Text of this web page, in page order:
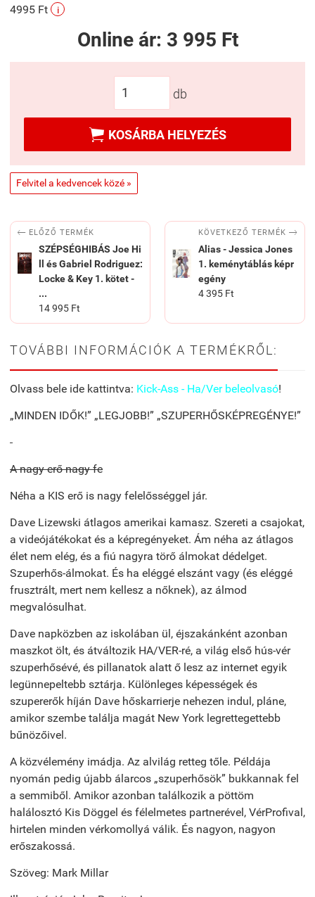
4995 Ft
i
Online ár: 3 995 Ft
db
 KOSÁRBA HELYEZÉS
Felvitel a kedvencek közé »
 ELŐZŐ TERMÉK
SZÉPSÉGHIBÁS Joe Hi
ll és Gabriel Rodriguez:
Locke & Key 1. kötet -
...
14 995 Ft
KÖVETKEZŐ TERMÉK 
Alias - Jessica Jones
1. keménytáblás képr
egény
4 395 Ft
TOVÁBBI INFORMÁCIÓK A TERMÉKRŐL:
Olvass bele ide kattintva: Kick-Ass - Ha/Ver beleolvasó!
„MINDEN IDŐK!” „LEGJOBB!” „SZUPERHŐSKÉPREGÉNYE!”
A nagy erő nagy fe
Néha a KIS erő is nagy felelősséggel jár.
Dave Lizewski átlagos amerikai kamasz. Szereti a csajokat,
a videójátékokat és a képregényeket. Ám néha az átlagos
élet nem elég, és a fiú nagyra törő álmokat dédelget.
Szuperhős-álmokat. És ha eléggé elszánt vagy (és eléggé
frusztrált, mert nem kellesz a nőknek), az álmod
megvalósulhat.
Dave napközben az iskolában ül, éjszakánként azonban
maszkot ölt, és átváltozik HA/VER-ré, a világ első hús-vér
szuperhősévé, és pillanatok alatt ő lesz az internet egyik
legünnepeltebb sztárja. Különleges képességek és
szupererők híján Dave hőskarrierje nehezen indul, pláne,
amikor szembe találja magát New York legrettegettebb
bűnözőivel.
A közvélemény imádja. Az alvilág retteg tőle. Példája
nyomán pedig újabb álarcos „szuperhősök” bukkannak fel
a semmiből. Amikor azonban találkozik a pöttöm
halálosztó Kis Döggel és félelmetes partnerével, VérProfival,
hirtelen minden vérkomollyá válik. És nagyon, nagyon
erőszakossá.
Szöveg: Mark Millar